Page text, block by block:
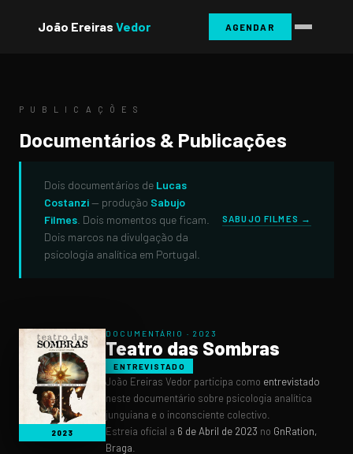
João Ereiras Vedor AGENDAR
P U B L I C A Ç Õ E S
Documentários & Publicações
Dois documentários de Lucas
Costanzi— produção Sabujo
Filmes. Dois momentos que ficam.
Dois marcos na divulgação da
psicologia analítica em Portugal.
SABUJO FILMES →
2023
DOCUMENTÁRIO · 2023
Teatro das Sombras
ENTREVISTADO
João Ereiras Vedor participa como entrevistado
neste documentário sobre psicologia analítica
junguiana e o inconsciente colectivo.
Estreia oficial a 6 de Abril de 2023 no GnRation,
Braga.